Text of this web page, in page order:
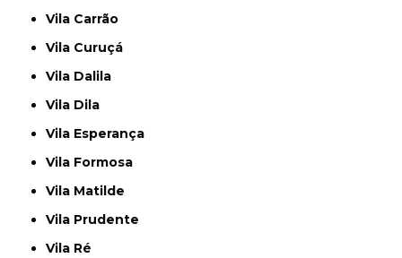
Vila Carrão
Vila Curuçá
Vila Dalila
Vila Dila
Vila Esperança
Vila Formosa
Vila Matilde
Vila Prudente
Vila Ré